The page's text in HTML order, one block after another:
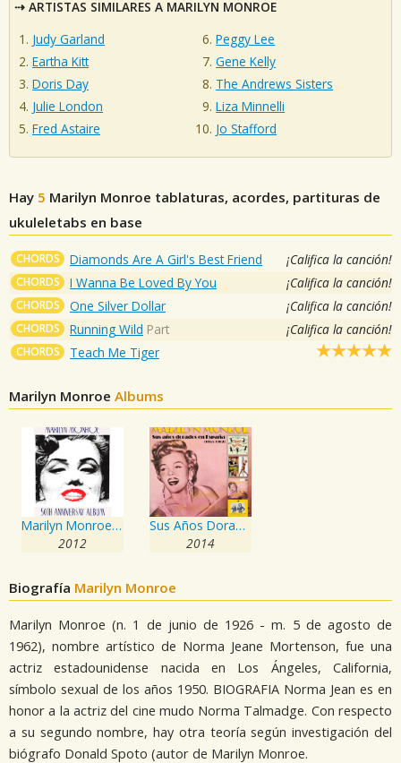
ARTISTAS SIMILARES A MARILYN MONROE
Judy Garland
Eartha Kitt
Doris Day
Julie London
Fred Astaire
Peggy Lee
Gene Kelly
The Andrews Sisters
Liza Minnelli
Jo Stafford
Hay 5 Marilyn Monroe tablaturas, acordes, partituras de
ukuleletabs en base
CHORDS Diamonds Are A Girl's Best Friend ¡Califica la canción!
CHORDS I Wanna Be Loved By You ¡Califica la canción!
CHORDS One Silver Dollar ¡Califica la canción!
CHORDS Running Wild Part ¡Califica la canción!
CHORDS Teach Me Tiger
Marilyn Monroe Albums
Marilyn Monroe 50th Anniversary Album
2012
Sus Años Dorados en España
2014
Biografía Marilyn Monroe
Marilyn Monroe (n. 1 de junio de 1926 - m. 5 de agosto de
1962), nombre artístico de Norma Jeane Mortenson, fue una
actriz estadounidense nacida en Los Ángeles, California,
símbolo sexual de los años 1950. BIOGRAFIA Norma Jean es en
honor a la actriz del cine mudo Norma Talmadge. Con respecto
a su segundo nombre, hay otra teoría según investigación del
biógrafo Donald Spoto (autor de Marilyn Monroe.